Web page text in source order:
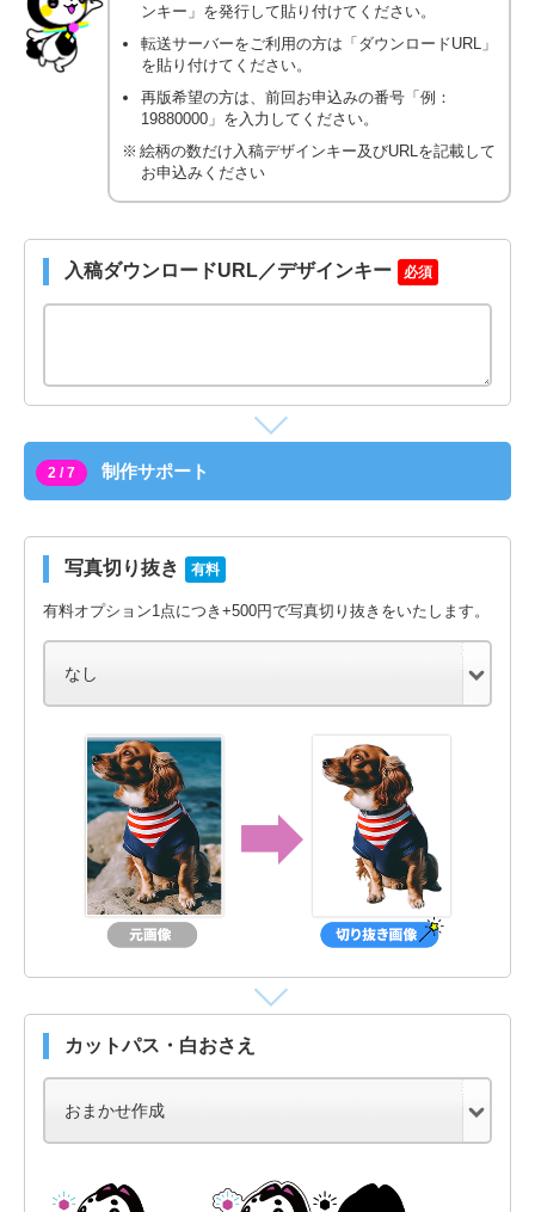
ンキー」を発行して貼り付けてください。
転送サーバーをご利用の方は「ダウンロードURL」
を貼り付けてください。
再版希望の方は、前回お申込みの番号「例：
19880000」を入力してください。
絵柄の数だけ入稿デザインキー及びURLを記載して
お申込みください
入稿ダウンロードURL／デザインキー 必須
2 / 7 制作サポート
写真切り抜き 有料
有料オプション1点につき+500円で写真切り抜きをいたします。
カットパス・白おさえ